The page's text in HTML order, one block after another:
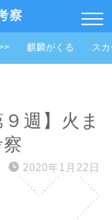
察
麒麟がくる ス
週】火ま
2020年1月22日